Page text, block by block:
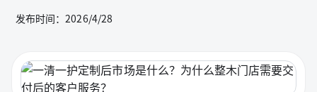
发布时间：2026/4/28